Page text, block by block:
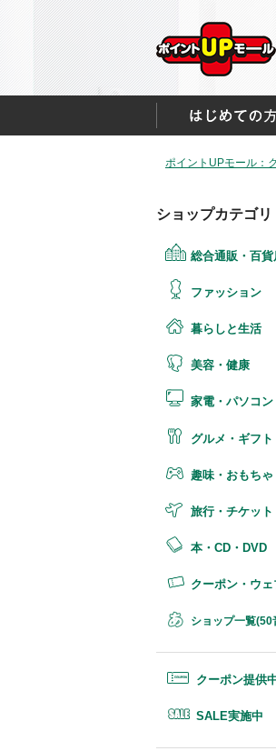
ポイントUPモール：
ショップカテゴリ
総合通販・百貨
ファッション
暮らしと生活
美容・健康
家電・パソコン
グルメ・ギフト
趣味・おもちゃ
旅行・チケット
本・CD・DVD
クーポン・ウ
ショップ一覧(50
クーポン提供
SALE実施中